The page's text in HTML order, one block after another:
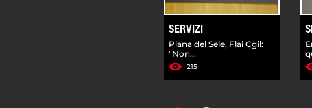
SERVIZI
Piana del Sele, Flai Cgil:
"Non...
215